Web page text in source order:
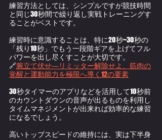
練習方法としては、シンプルですが競技時間
と同じ30秒間で繰り返し実戦トレーニングす
ることがベストです。
練習時に意識することは、特に20秒~30秒の
「残り10秒」でもう一段階ギアを上げてフル
パワーを出し尽くすことが大切です。
🔗腕立て伏せ―リミッター解除せよ、筋肉の
覚醒と運動能力を極限へ導く12の要素
30秒タイマーのアプリなどを活用して10秒前
のカウントダウンの音声が出るものを利用し
タイムマネジメントが出来れば効率的な練習
になるでしょう。
高いトップスピードの維持には、実は下半身